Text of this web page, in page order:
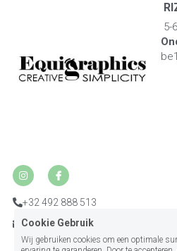
5-
+32 492 888 513
dietistesally@hotmail.com
Cookie Gebruik
Wij gebruiken cookies om een optimale